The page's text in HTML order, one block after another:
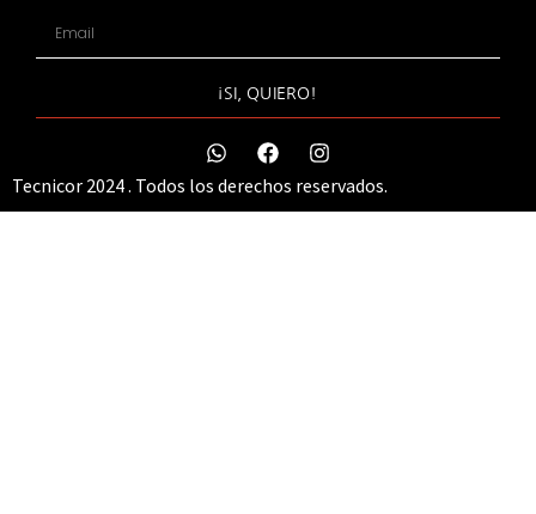
¡SI, QUIERO!
Tecnicor 2024 . Todos los derechos reservados.